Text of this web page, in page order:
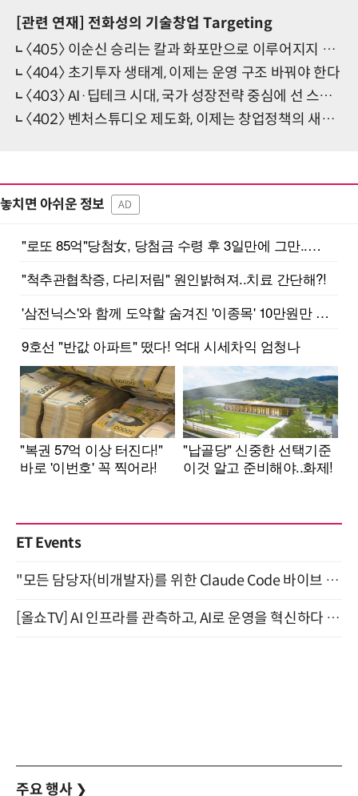
[관련 연재]
전화성의 기술창업 Targeting
〈405〉 이순신 승리는 칼과 화포만으로 이루어지지 않았다
〈404〉 초기투자 생태계, 이제는 운영 구조 바꿔야 한다
〈403〉 AI·딥테크 시대, 국가 성장전략 중심에 선 스타트업
〈402〉 벤처스튜디오 제도화, 이제는 창업정책의 새로운 축을 세울 때다
놓치면 아쉬운 정보 AD
ET Events
"모든 담당자(비개발자)를 위한 Claude Code 바이브 코딩 2-day 부트캠프" 9월 16~17일 개최
[올쇼TV] AI 인프라를 관측하고, AI로 운영을 혁신하다 (8월 11일 생방송)
주요 행사 ❯